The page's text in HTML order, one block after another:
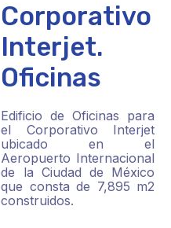
Corporativo
Interjet.
Oficinas
Edificio de Oficinas para
el Corporativo Interjet
ubicado en el
Aeropuerto Internacional
de la Ciudad de México
que consta de 7,895 m2
construidos.